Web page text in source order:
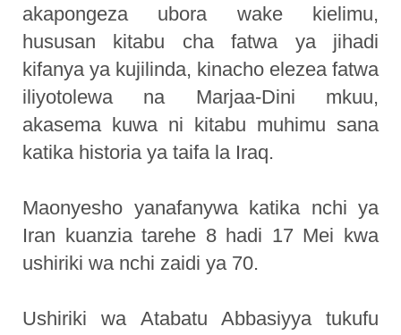
akapongeza ubora wake kielimu,
hususan kitabu cha fatwa ya jihadi
kifanya ya kujilinda, kinacho elezea fatwa
iliyotolewa na Marjaa-Dini mkuu,
akasema kuwa ni kitabu muhimu sana
katika historia ya taifa la Iraq.
Maonyesho yanafanywa katika nchi ya
Iran kuanzia tarehe 8 hadi 17 Mei kwa
ushiriki wa nchi zaidi ya 70.
Ushiriki wa Atabatu Abbasiyya tukufu